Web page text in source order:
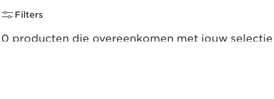
Filters
0 producten die overeenkomen met jouw selectie